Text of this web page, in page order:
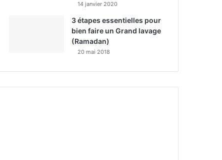
14 janvier 2020
3 étapes essentielles pour
bien faire un Grand lavage
(Ramadan)
20 mai 2018